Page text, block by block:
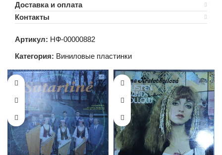
Доставка и оплата
Контакты
Артикул: НФ-00000882
Категория: Виниловые пластинки